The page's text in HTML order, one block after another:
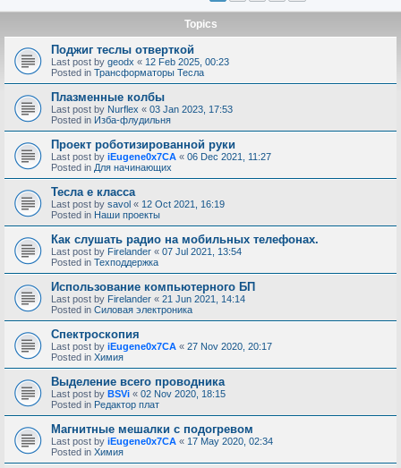
Topics
Поджиг теслы отверткой
Last post by geodx « 12 Feb 2025, 00:23
Posted in Трансформаторы Тесла
Плазменные колбы
Last post by Nurflex « 03 Jan 2023, 17:53
Posted in Изба-флудильня
Проект роботизированной руки
Last post by iEugene0x7CA « 06 Dec 2021, 11:27
Posted in Для начинающих
Тесла е класса
Last post by savol « 12 Oct 2021, 16:19
Posted in Наши проекты
Как слушать радио на мобильных телефонах.
Last post by Firelander « 07 Jul 2021, 13:54
Posted in Техподдержка
Использование компьютерного БП
Last post by Firelander « 21 Jun 2021, 14:14
Posted in Силовая электроника
Спектроскопия
Last post by iEugene0x7CA « 27 Nov 2020, 20:17
Posted in Химия
Выделение всего проводника
Last post by BSVi « 02 Nov 2020, 18:15
Posted in Редактор плат
Магнитные мешалки с подогревом
Last post by iEugene0x7CA « 17 May 2020, 02:34
Posted in Химия